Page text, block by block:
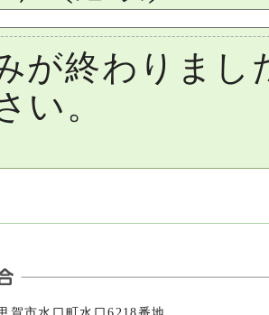
が終わりまし
い。